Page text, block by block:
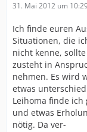
31. Mai 2012 um
Ich finde euren
Situationen, die
nicht kenne,
zusteht in
nehmen. Es wird
etwas
Leihoma finde
und etwas
nötig. Da ver-